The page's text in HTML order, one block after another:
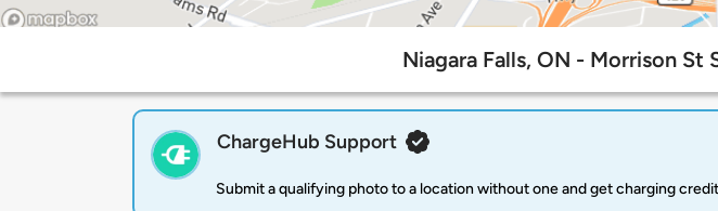
Niagara Falls, ON - Morrison St
ChargeHub Support
Submit a qualifying photo to a location without one and get charging